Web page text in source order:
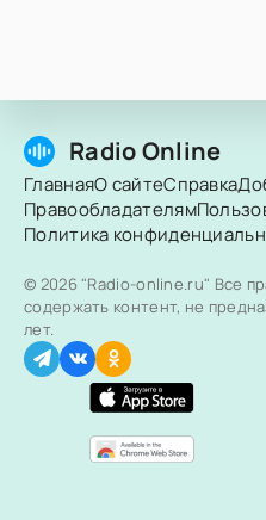
Radio Online
ГлавнаяО сайтеСправка
Правообладателям
Политика
© 2026 "Radio-online.ru" Все
содержать контент, не
лет.